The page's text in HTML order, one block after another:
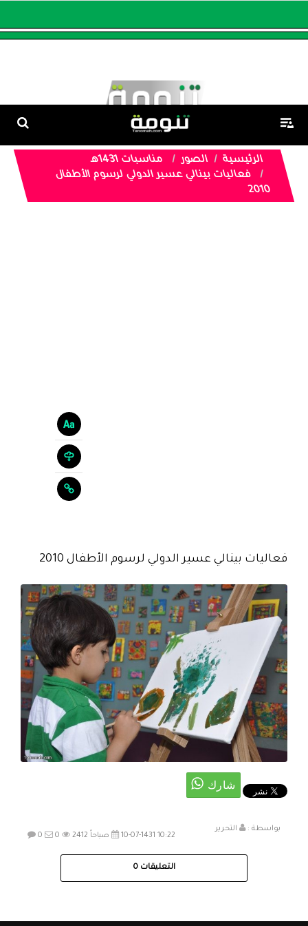
الرئيسية الصور
مناسبات 1431هـ
فعاليات بينالي عسير الدولي لرسوم الأطفال
2010
فعاليات بينالي عسير الدولي لرسوم الأطفال 2010
بواسطة :
التحرير
10-07-1431 10:22 صباحاً
0 0 2412
التعليقات 0